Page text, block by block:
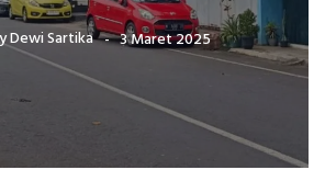
Dewi Sartika 3 Maret 2025